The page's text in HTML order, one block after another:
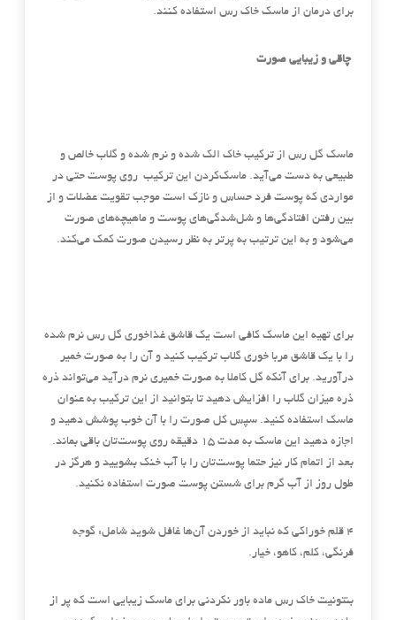
برای درمان از ماسک خاک رس استفاده کنند.
چاقی و زیبایی صورت
ماسک گل رس از ترکیب خاک الک شده و نرم شده و گلاب خالص و
طبیعی به دست می‌آید. ماسک‌کردن این ترکیب روی پوست حتی در
مواردی که پوست فرد حساس و نازک است موجب تقویت عضلات و از
بین رفتن افتادگی‌ها و شل‌شدگی‌های پوست و ماهیچه‌های صورت
می‌شود و به این ترتیب به پرتر به نظر رسیدن صورت کمک می‌کند.
برای تهیه این ماسک کافی است یک قاشق غذاخوری گل رس نرم شده
را با یک قاشق مربا خوری گلاب ترکیب کنید و آن را به صورت خمیر
درآورید. برای آنکه گل کاملا به صورت خمیری نرم درآید می‌تواند ذره
ذره میزان گلاب را افزایش دهید تا بتوانید از این ترکیب به عنوان
ماسک استفاده کنید. سپس کل صورت را با آن خوب پوشش دهید و
اجازه دهید این ماسک به مدت ۱۵ دقیقه روی پوست‌تان باقی بماند.
بعد از اتمام کار نیز حتما پوست‌تان را با آب خنک بشویید و هرگز در
طول روز از آب گرم برای شستن پوست صورت استفاده نکنید.
۴ قلم خوراکی که نباید از خوردن آن‌ها غافل شوید شامل: گوجه
فرنگی، کلم، کاهو، خیار.
بنتونیت خاک رس ماده باور نکردنی برای ماسک زیبایی است که پر از